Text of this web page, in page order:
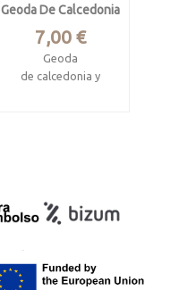
Geoda De Calcedonia
Precio
7,00 €
Geoda
de calcedonia y
Muy estética.
Debilmente
completa.